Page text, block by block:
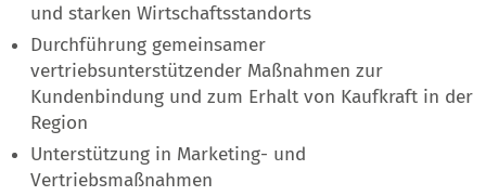
und starken Wirtschaftsstandorts
Durchführung gemeinsamer
vertriebsunterstützender Maßnahmen zur
Kundenbindung und zum Erhalt von Kaufkraft in der
Region
Unterstützung in Marketing- und
Vertriebsmaßnahmen